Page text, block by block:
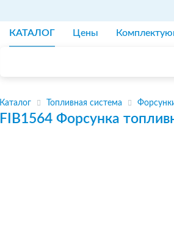
КАТАЛОГ Цены
Каталог Топливная система
FIB1564 Форсунка